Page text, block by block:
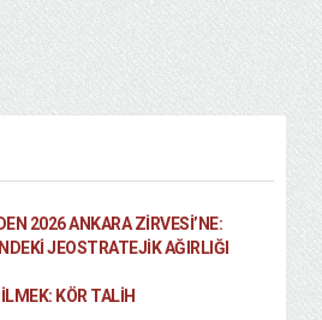
2026 ANKARA ZIRVESI’NE:
JEOSTRATEJIK AĞIRLIĞI
KÖR TALIH